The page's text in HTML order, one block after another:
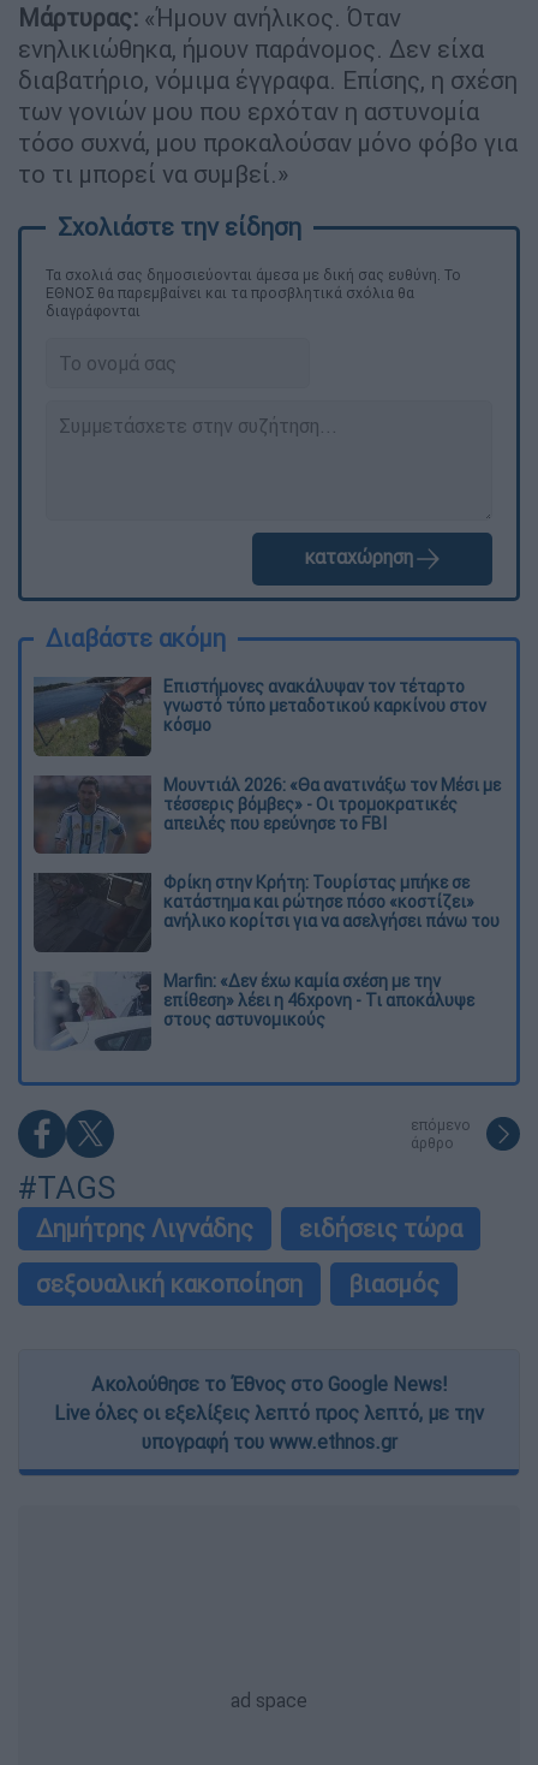
Μάρτυρας: «Ήμουν ανήλικος. Όταν
ενηλικιώθηκα, ήμουν παράνομος. Δεν είχα
διαβατήριο, νόμιμα έγγραφα. Επίσης, η σχέση
των γονιών μου που ερχόταν η αστυνομία
τόσο συχνά, μου προκαλούσαν μόνο φόβο για
το τι μπορεί να συμβεί.»
Τα σχολιά σας δημοσιεύονται άμεσα με δική σας ευθύνη. Το
ΕΘΝΟΣ θα παρεμβαίνει και τα προσβλητικά σχόλια θα
διαγράφονται
καταχώρηση
Διαβάστε ακόμη
Επιστήμονες ανακάλυψαν τον τέταρτο
γνωστό τύπο μεταδοτικού καρκίνου στον
κόσμο
Μουντιάλ 2026: «Θα ανατινάξω τον Μέσι με
τέσσερις βόμβες» - Οι τρομοκρατικές
απειλές που ερεύνησε το FBI
Φρίκη στην Κρήτη: Τουρίστας μπήκε σε
κατάστημα και ρώτησε πόσο «κοστίζει»
ανήλικο κορίτσι για να ασελγήσει πάνω του
Marfin: «Δεν έχω καμία σχέση με την
επίθεση» λέει η 46χρονη - Τι αποκάλυψε
στους αστυνομικούς
επόμενο
άρθρο
#TAGS
Δημήτρης Λιγνάδης
ειδήσεις τώρα
σεξουαλική κακοποίηση
βιασμός
Ακολούθησε το Έθνος στο Google News!
Live όλες οι εξελίξεις λεπτό προς λεπτό, με την
υπογραφή του www.ethnos.gr